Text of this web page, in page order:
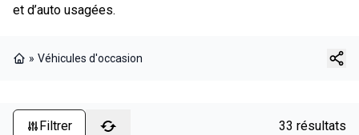
et d’auto usagées.
» Véhicules d'occasion
Filtrer 33 résultats